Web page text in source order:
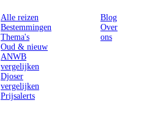
Alle reizen
Bestemmingen
Thema's
Oud & nieuw
ANWB
vergelijken
Djoser
vergelijken
Prijsalerts
Blog
Over
ons